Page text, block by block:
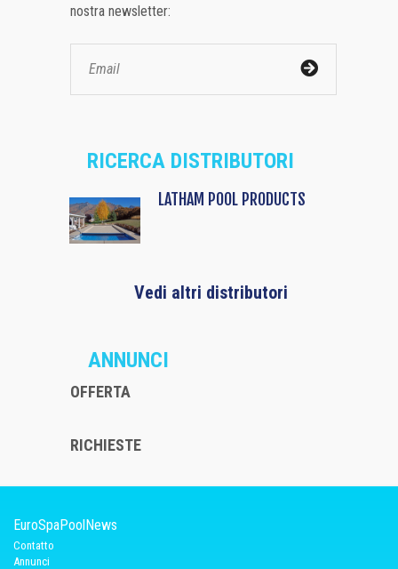
nostra newsletter:
RICERCA DISTRIBUTORI
LATHAM POOL PRODUCTS
Vedi altri distributori
ANNUNCI
OFFERTA
RICHIESTE
EuroSpaPoolNews
Contatto
Annunci